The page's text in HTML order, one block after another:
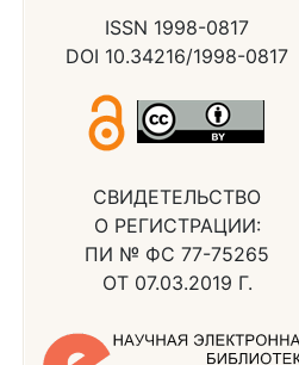
ISSN 1998-0817
DOI 10.34216/1998-0817
СВИДЕТЕЛЬСТВО
О РЕГИСТРАЦИИ:
ПИ № ФС 77-75265
ОТ 07.03.2019 Г.